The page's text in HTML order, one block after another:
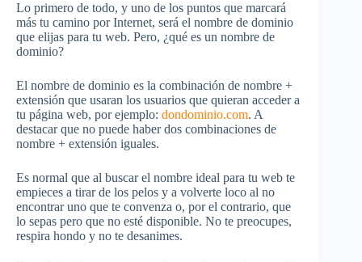
Lo primero de todo, y uno de los puntos que marcará
más tu camino por Internet, será el nombre de dominio
que elijas para tu web. Pero, ¿qué es un nombre de
dominio?
El nombre de dominio es la combinación de nombre +
extensión que usaran los usuarios que quieran acceder a
tu página web, por ejemplo: dondominio.com. A
destacar que no puede haber dos combinaciones de
nombre + extensión iguales.
Es normal que al buscar el nombre ideal para tu web te
empieces a tirar de los pelos y a volverte loco al no
encontrar uno que te convenza o, por el contrario, que
lo sepas pero que no esté disponible. No te preocupes,
respira hondo y no te desanimes.